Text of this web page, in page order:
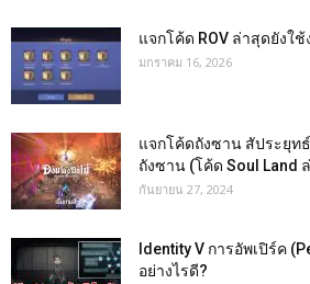
แจกโค้ด ROV ล่าสุดยังใ
มกราคม 16, 2026
แจกโค้ดถังซาน สัประยุ
ถังซาน (โค้ด Soul Land
กันยายน 27, 2024
Identity V การอัพเปิร์ค
อย่างไรดี?